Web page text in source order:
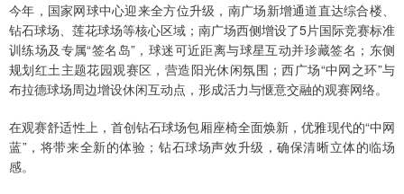
今年，国家网球中心迎来全方位升级，南广场新增通道直达综合楼、
钻石球场、莲花球场等核心区域；南广场西侧增设了5片国际竞赛标准
训练场及专属“签名岛”，球迷可近距离与球星互动并珍藏签名；东侧
规划红土主题花园观赛区，营造阳光休闲氛围；西广场“中网之环”与
布拉德球场周边增设休闲互动点，形成活力与惬意交融的观赛网络。
在观赛舒适性上，首创钻石球场包厢座椅全面焕新，优雅现代的“中网
蓝”，将带来全新的体验；钻石球场声效升级，确保清晰立体的临场
感。